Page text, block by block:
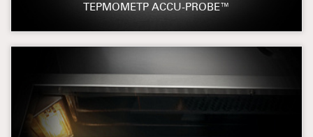
ТЕРМОМЕТР ACCU-PROBE™